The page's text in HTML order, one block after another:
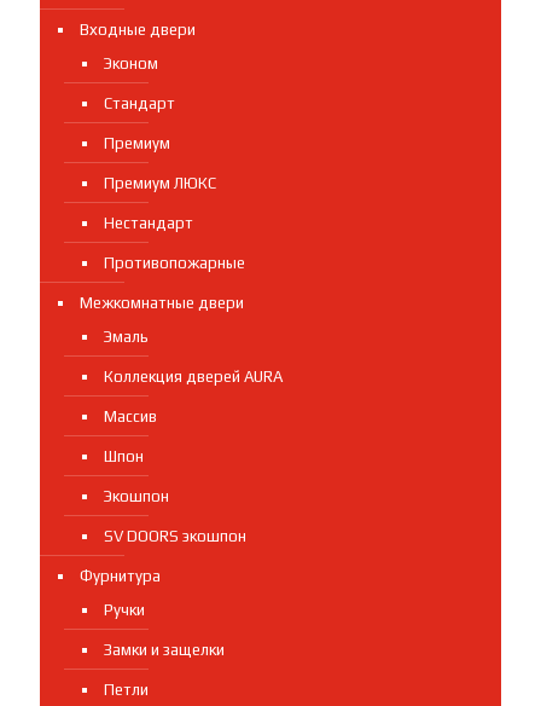
Входные двери
Эконом
Стандарт
Премиум
Премиум ЛЮКС
Нестандарт
Противопожарные
Межкомнатные двери
Эмаль
Коллекция дверей AURA
Массив
Шпон
Экошпон
SV DOORS экошпон
Фурнитура
Ручки
Замки и защелки
Петли